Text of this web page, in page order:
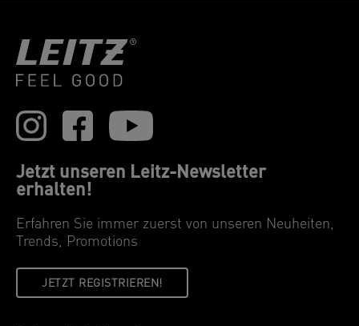
Jetzt unseren Leitz-Newsletter
erhalten!
Erfahren Sie immer zuerst von unseren Neuheiten,
Trends, Promotions
JETZT REGISTRIEREN!